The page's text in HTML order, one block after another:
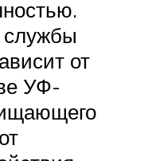
службы
от
УФ-